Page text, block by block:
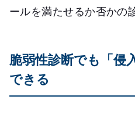
ールを満たせるか否かの
脆弱性診断でも「侵
できる